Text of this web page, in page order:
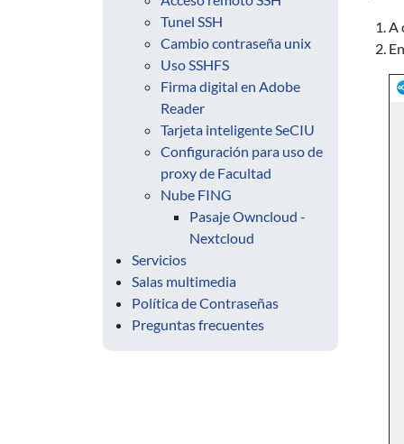
Tunel SSH
Cambio contraseña unix
Uso SSHFS
Firma digital en Adobe
Reader
Tarjeta inteligente SeCIU
Configuración para uso de
proxy de Facultad
Nube FING
Pasaje Owncloud -
Nextcloud
Servicios
Salas multimedia
Política de Contraseñas
Preguntas frecuentes
A